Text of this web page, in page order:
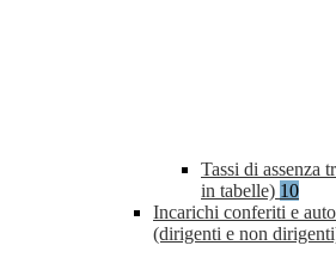
Tassi di assenza
in tabelle) 10
Incarichi conferiti e
(dirigenti e non